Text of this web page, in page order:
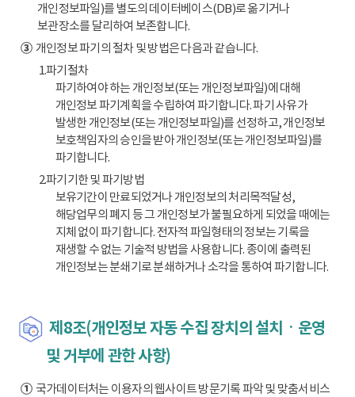
개인정보파일)를 별도의 데이터베이스(DB)로 옮기거나
보관장소를 달리하여 보존합니다.
③개인정보 파기의 절차 및 방법은 다음과 같습니다.
1.파기절차
파기하여야 하는 개인정보(또는 개인정보파일)에 대해
개인정보 파기계획을 수립하여 파기합니다. 파기 사유가
발생한 개인정보(또는 개인정보파일)를 선정하고, 개인정보
보호책임자의 승인을 받아 개인정보(또는 개인정보파일)를
파기합니다.
2.파기기한 및 파기방법
보유기간이 만료되었거나 개인정보의 처리목적달성,
해당업무의 폐지 등 그 개인정보가 불필요하게 되었을 때에는
지체 없이 파기합니다. 전자적 파일형태의 정보는 기록을
재생할 수 없는 기술적 방법을 사용합니다. 종이에 출력된
개인정보는 분쇄기로 분쇄하거나 소각을 통하여 파기합니다.
제8조(개인정보 자동 수집 장치의 설치ㆍ운영
및 거부에 관한 사항)
①국가데이터처는 이용자의 웹사이트 방문기록 파악 및 맞춤서비스